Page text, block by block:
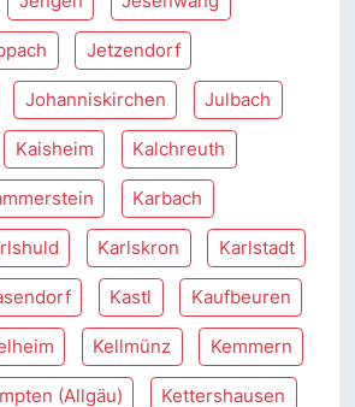
Jetzendorf
Johanniskirchen Julbach
Kaisheim Kalchreuth
Karbach
Karlskron Karlstadt
Kastl Kaufbeuren
Kellmünz Kemmern
(Allgäu) Kettershausen